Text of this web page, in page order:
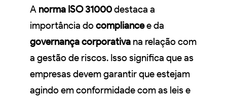
A norma ISO 31000destaca a
importância do compliancee da
governança corporativa na relação com
a gestão de riscos. Isso significa que as
empresas devem garantir que estejam
agindo em conformidade com as leis e